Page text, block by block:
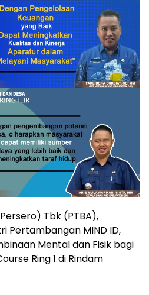
Tbk (PTBA),
Pertambangan MIND ID,
Mental dan Fisik bagi
Ring 1 di Rindam